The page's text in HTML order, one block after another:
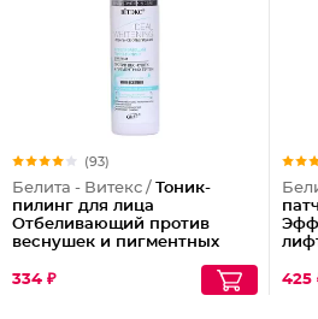
(93)
Белита - Витекс / Тоник-
пилинг для лица
Отбеливающий против
веснушек и пигментных
334 ₽
425